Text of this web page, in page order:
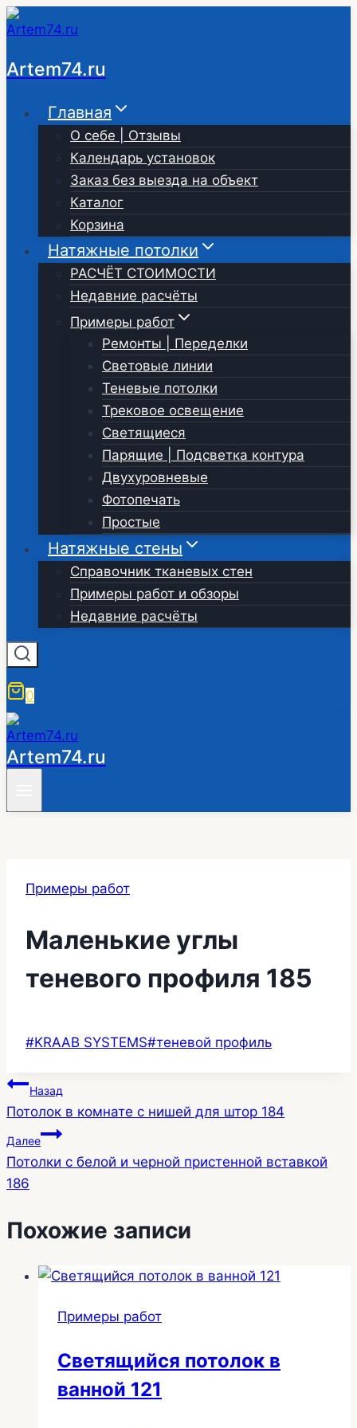
Перейти
к
содержимому
Artem74.ru
Главная
О себе | Отзывы
Календарь установок
Заказ без выезда на объект
Каталог
Корзина
Натяжные потолки
РАСЧЁТ СТОИМОСТИ
Недавние расчёты
Примеры работ
Ремонты | Переделки
Световые линии
Теневые потолки
Трековое освещение
Светящиеся
Парящие | Подсветка контура
Двухуровневые
Фотопечать
Простые
Натяжные стены
Справочник тканевых стен
Примеры работ и обзоры
Недавние расчёты
0
Artem74.ru
Примеры работ
Маленькие углы
теневого профиля 185
Метки
#KRAAB SYSTEMS#теневой профиль
Навигация
по
записям
Назад
Потолок в комнате с нишей для штор 184
Далее
Потолки с белой и черной пристенной вставкой
186
Похожие записи
Примеры работ
Светящийся потолок в
ванной 121